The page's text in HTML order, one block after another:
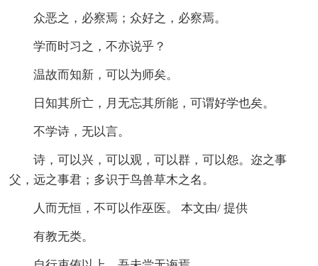
众恶之，必察焉；众好之，必察焉。
学而时习之，不亦说乎？
温故而知新，可以为师矣。
日知其所亡，月无忘其所能，可谓好学也矣。
不学诗，无以言。
诗，可以兴，可以观，可以群，可以怨。迩之事
父，远之事君；多识于鸟兽草木之名。
人而无恒，不可以作巫医。 本文由/ 提供
有教无类。